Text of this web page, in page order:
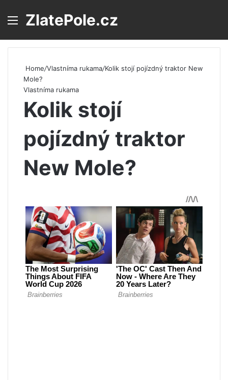
Menu
ZlatePole.cz
Home/Vlastníma rukama/Kolik stojí pojízdný traktor New
Mole?
Vlastníma rukama
Kolik stojí
pojízdný traktor
New Mole?